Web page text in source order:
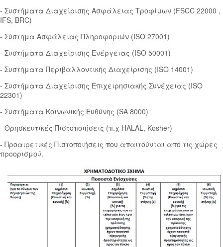
- Συστήματα Διαχείρισης Ασφάλειας Τροφίμων (FSCC 22000 ,
IFS, BRC)
- Σύστημα Ασφάλειας Πληροφοριών (ISO 27001)
- Συστήματα Διαχείρισης Ενέργειας (ISO 50001)
- Συστήματα Περιβαλλοντικής Διαχείρισης (ISO 14001)
- Συστήματα Διαχείρισης Επιχειρησιακής Συνέχειας (ISO
22301)
- Συστήματα Κοινωνικής Ευθύνης (SA 8000)
- Θρησκευτικές Πιστοποιήσεις (π.χ HALAL, Kosher)
- Προαιρετικές Πιστοποιήσεις που απαιτούνται από τις χώρες
προορισμού.